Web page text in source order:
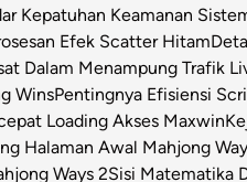
Kepatuhan Keamanan
Efek Scatter Hitam
Dalam Menampung Trafik
WinsPentingnya Efisiensi
Loading Akses Maxwin
Halaman Awal Mahjong
Ways 2Sisi Matematika